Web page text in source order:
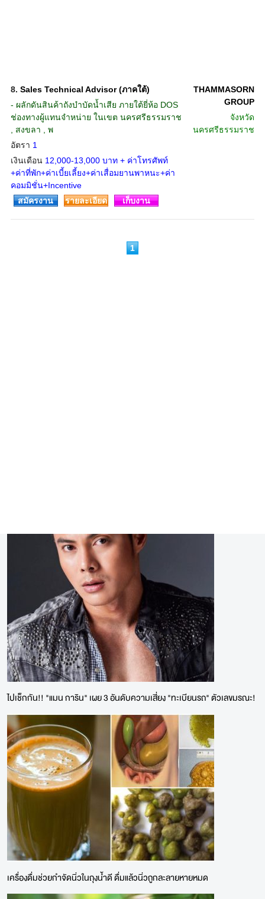
8. Sales Technical Advisor (ภาคใต้)
- ผลักดันสินค้าถังบำบัดน้ำเสีย ภายใต้ยี่ห้อ DOS
ช่องทางผู้แทนจำหน่าย ในเขต นครศรีธรรมราช
, สงขลา , พ
อัตรา 1
เงินเดือน 12,000-13,000 บาท + ค่าโทรศัพท์
+ค่าที่พัก+ค่าเบี้ยเลี้ยง+ค่าเสื่อมยานพาหนะ+ค่า
คอมมิชั่น+Incentive
THAMMASORN
GROUP
จังหวัด
นครศรีธรรมราช
สมัครงาน รายละเอียด เก็บงาน
1
ไปเช็กกัน!! "แมน การิน" เผย 3 อันดับความเสี่ยง "ทะเบียนรถ" ตัวเลขมรณะ!
เครื่องดื่มช่วยกำจัดนิ่วในถุงน้ำดี ดื่มแล้วนิ่วถูกละลายหายหมด